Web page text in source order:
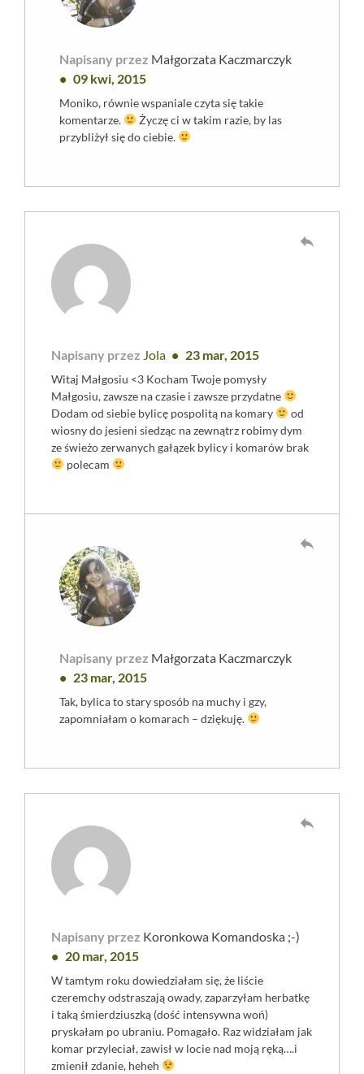
Napisany przez Małgorzata Kaczmarczyk
09 kwi, 2015
Moniko, równie wspaniale czyta się takie
komentarze.
Życzę ci w takim razie, by las
przybliżył się do ciebie.
Napisany przez Jola 23 mar, 2015
Witaj Małgosiu <3 Kocham Twoje pomysły
Małgosiu, zawsze na czasie i zawsze przydatne
Dodam od siebie bylicę pospolitą na komary
od
wiosny do jesieni siedząc na zewnątrz robimy dym
ze świeżo zerwanych gałązek bylicy i komarów brak
polecam
reply
Napisany przez Małgorzata Kaczmarczyk
23 mar, 2015
Tak, bylica to stary sposób na muchy i gzy,
zapomniałam o komarach – dziękuję.
reply
Napisany przez Koronkowa Komandoska ;-)
20 mar, 2015
W tamtym roku dowiedziałam się, że liście
czeremchy odstraszają owady, zaparzyłam herbatkę
i taką śmierdziuszką (dość intensywna woń)
pryskałam po ubraniu. Pomagało. Raz widziałam jak
komar przyleciał, zawisł w locie nad moją ręką….i
zmienił zdanie, heheh
reply